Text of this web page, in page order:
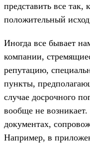
представить все так,
положительный исход
Иногда все бывает
компании,
репутацию,
пункты,
случае досрочного
вообще не
документах,
Например, в